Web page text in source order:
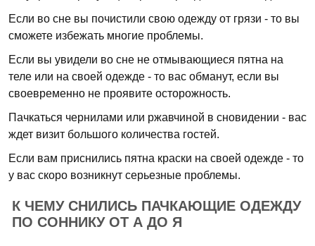
Если во сне вы почистили свою одежду от грязи - то вы
сможете избежать многие проблемы.
Если вы увидели во сне не отмывающиеся пятна на
теле или на своей одежде - то вас обманут, если вы
своевременно не проявите осторожность.
Пачкаться чернилами или ржавчиной в сновидении - вас
ждет визит большого количества гостей.
Если вам приснились пятна краски на своей одежде - то
у вас скоро возникнут серьезные проблемы.
К ЧЕМУ СНИЛИСЬ ПАЧКАЮЩИЕ ОДЕЖДУ
ПО СОННИКУ ОТ А ДО Я